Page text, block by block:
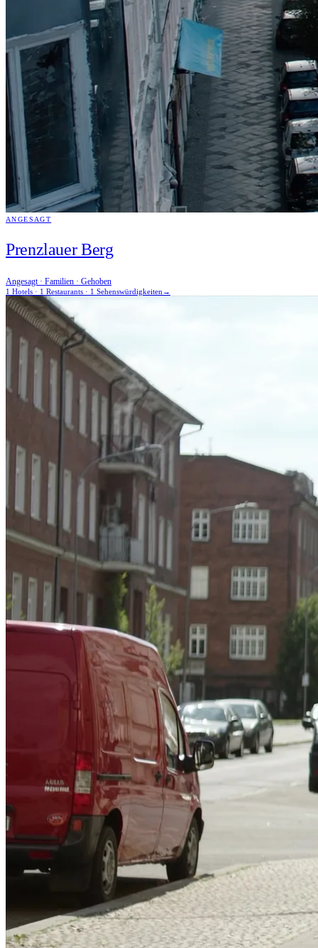
ANGESAGT
Prenzlauer Berg
Angesagt · Familien · Gehoben
1 Hotels · 1 Restaurants · 1 Sehenswürdigkeiten →